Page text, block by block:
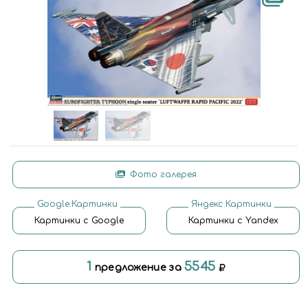
Фото галерея
Google.Картинки
Картинки с Google
Яндекс.Картинки
Картинки с Yandex
1 предложение за5545